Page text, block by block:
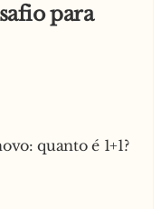
para
quanto é 1+1?